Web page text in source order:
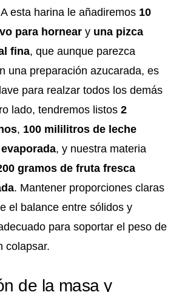
esta harina le añadiremos 10
para hornear y una pizca
fina, que aunque parezca
una preparación azucarada, es
para realzar todos los demás
lado, tendremos listos 2
, 100 mililitros de leche
, y nuestra materia
gramos de fruta fresca
. Mantener proporciones claras
el balance entre sólidos y
para soportar el peso de
colapsar.
de la masa y